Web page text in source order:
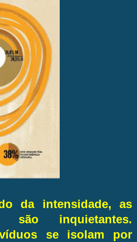
da intensidade, as
são inquietantes.
se isolam por